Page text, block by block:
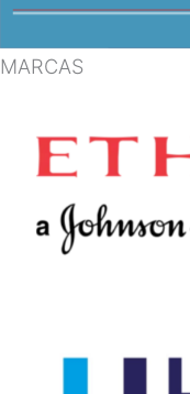
MARCAS